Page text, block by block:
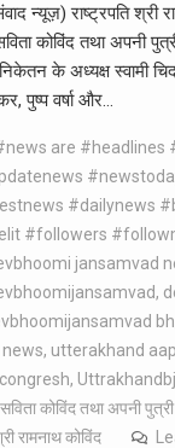
न्यूज़) राष्ट्रपति श्री
कोविंद तथा अपनी
के अध्यक्ष स्वामी
पुष्प वर्षा और…
are #headlines
#dailynews
#followers
jansamvad
,
bh
, utterakhand aap
,
कोविंद तथा अपनी
रामनाथ कोविंद